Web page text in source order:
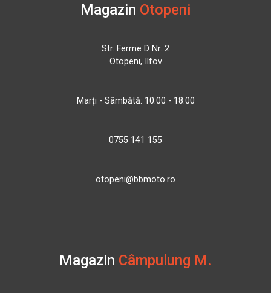
Magazin Otopeni
Str. Ferme D Nr. 2
Otopeni, Ilfov
Marți - Sâmbătă: 10:00 - 18:00
0755 141 155
otopeni@bbmoto.ro
Magazin Câmpulung M.